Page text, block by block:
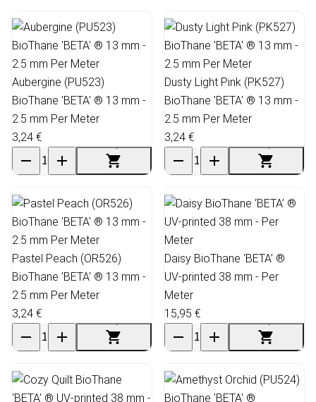
Aubergine (PU523)
BioThane 'BETA' ® 13 mm -
2.5 mm Per Meter
3,24 €
Dusty Light Pink (PK527)
BioThane 'BETA' ® 13 mm -
2.5 mm Per Meter
3,24 €
Pastel Peach (OR526)
BioThane 'BETA' ® 13 mm -
2.5 mm Per Meter
3,24 €
Daisy BioThane ‘BETA’ ®
UV-printed 38 mm - Per
Meter
15,95 €